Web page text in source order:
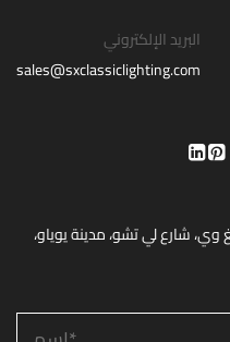
البريد الإلكتروني
sales@sxclassiclighting.com
وي، شارع لي تشو، مدينة يوياو،